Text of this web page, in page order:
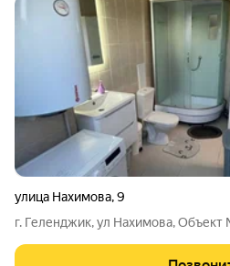
улица Нахимова,9
г. Геленджик, ул Нахимова,